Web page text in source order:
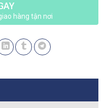
hàng tận nơi